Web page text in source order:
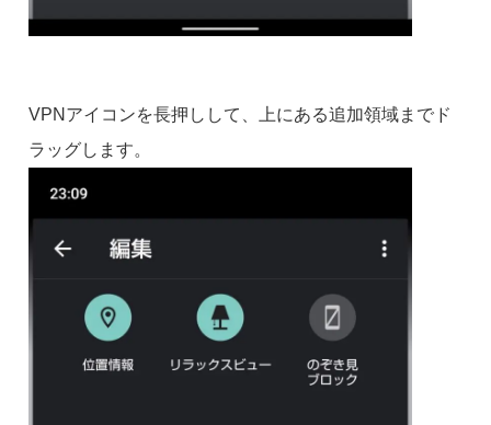
VPNアイコンを長押しして、上にある追加領域までド
ラッグします。